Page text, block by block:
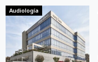
Audiología